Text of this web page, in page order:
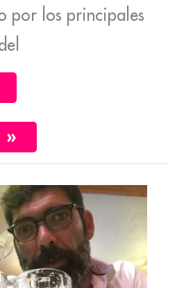
por los principales
»